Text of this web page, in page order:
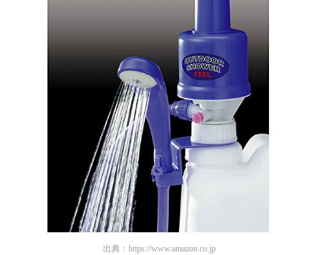
出典： https://www.amazon.co.jp